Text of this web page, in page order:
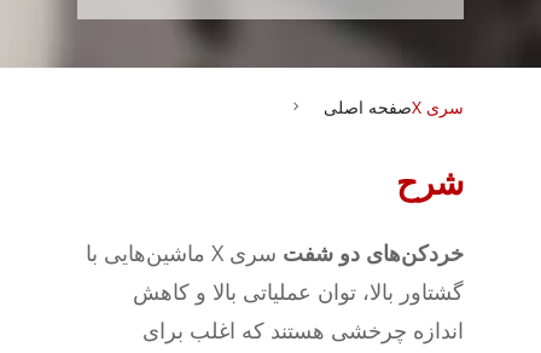
صفحه اصلی سری X
شرح
خردکن‌های دو شفت
سری X ماشین‌هایی با
گشتاور بالا، توان عملیاتی بالا و کاهش
اندازه چرخشی هستند که اغلب برای